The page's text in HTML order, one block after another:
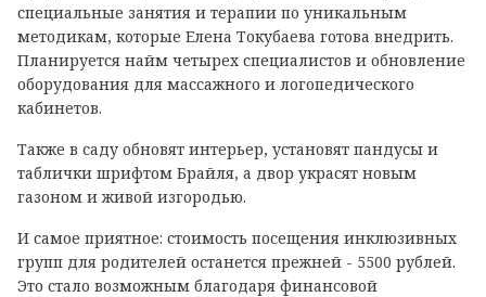
специальные занятия и терапии по уникальным
методикам, которые Елена Токубаева готова внедрить.
Планируется найм четырех специалистов и обновление
оборудования для массажного и логопедического
кабинетов.
Также в саду обновят интерьер, установят пандусы и
таблички шрифтом Брайля, а двор украсят новым
газоном и живой изгородью.
И самое приятное: стоимость посещения инклюзивных
групп для родителей останется прежней - 5500 рублей.
Это стало возможным благодаря финансовой